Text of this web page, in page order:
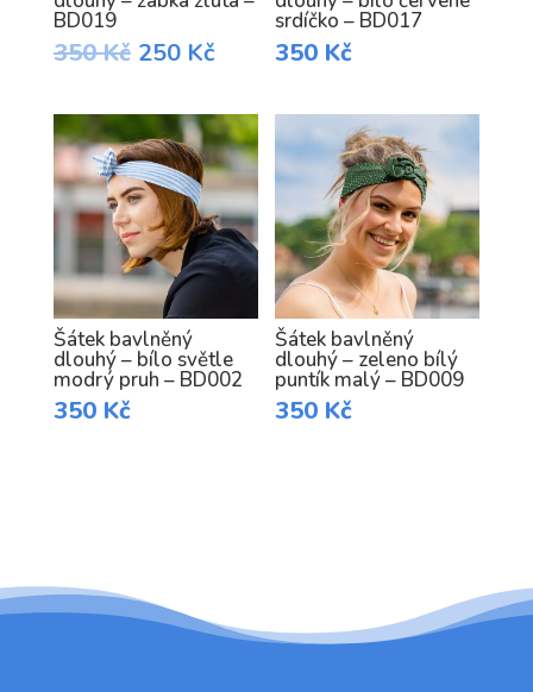
BD019
350Kč Original
350 Kč.
250 KčCurrent
250 Kč.
srdíčko – BD017
350 Kč
Šátek bavlněný
dlouhý – bílo světle
modrý pruh – BD002
350 Kč
Šátek bavlněný
dlouhý – zeleno bílý
puntík malý – BD009
350 Kč